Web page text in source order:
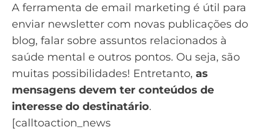
A ferramenta de email marketing é útil para
enviar newsletter com novas publicações do
blog, falar sobre assuntos relacionados à
saúde mental e outros pontos. Ou seja, são
muitas possibilidades! Entretanto, as
mensagens devem ter conteúdos de
interesse do destinatário.
[calltoaction_news